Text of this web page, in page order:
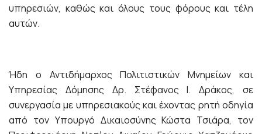
υπηρεσιών, καθώς και όλους τους φόρους και τέλη
αυτών.
Ήδη ο Αντιδήμαρχος Πολιτιστικών Μνημείων και
Υπηρεσίας Δόμησης Δρ. Στέφανος Ι. Δράκος, σε
συνεργασία με υπηρεσιακούς και έχοντας ρητή οδηγία
από τον Υπουργό Δικαιοσύνης Κώστα Τσιάρα, τον